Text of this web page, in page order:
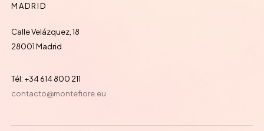
MADRID
Calle Velázquez, 18
28001 Madrid
Tél: +34 614 800 211
contacto@montefiore.eu